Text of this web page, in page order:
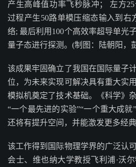
产生高峰值功率飞秒脉冲； 左方
过程产生50路单模压缩态输入到右
络; 最后利用100个高效率超导单光
量子态进行探测。(制图：陆朝阳，
该成果牢固确立了我国在国际量子
位，为未来实现可解决具有重大实
模拟机奠定了技术基础。《科学》
“一个最先进的实验”“一个重大成
还将有提升空间，并能激发更多经
该工作得到国际物理学界的广泛认
会士、维也纳大学教授飞利浦·沃